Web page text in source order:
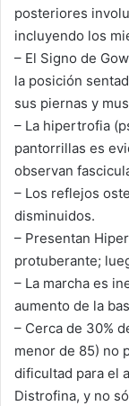
posteriores
incluyendo los
– El Signo de
la posición
sus piernas y
– La hipertrofia
pantorrillas es
observan
– Los reflejos
disminuidos.
– Presentan
protuberante;
– La marcha es
aumento de la
– Cerca de 30%
menor de 85) no
dificultad para el
Distrofina, y no